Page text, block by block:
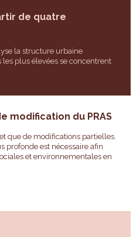
de quatre
la structure urbaine
les plus élevées se concentrent
modification du PRAS
que de modifications partielles.
profonde est nécessaire afin
et environnementales en